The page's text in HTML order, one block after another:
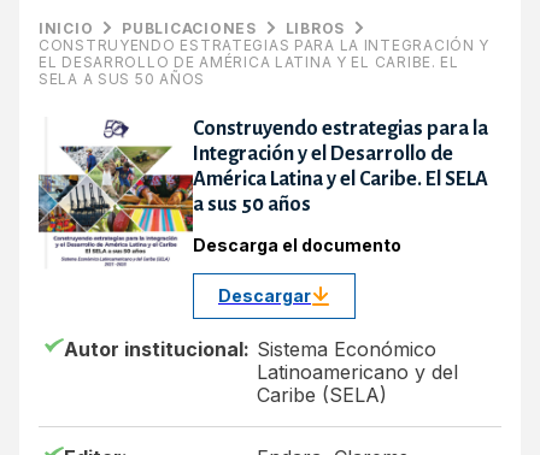
INICIO PUBLICACIONES
LIBROS
CONSTRUYENDO ESTRATEGIAS PARA LA INTEGRACIÓN Y
EL DESARROLLO DE AMÉRICA LATINA Y EL CARIBE. EL
SELA A SUS 50 AÑOS
Construyendo estrategias para la
Integración y el Desarrollo de
América Latina y el Caribe. El SELA
a sus 50 años
Descarga el documento
Descargar
Autor institucional: Sistema Económico
Latinoamericano y del
Caribe (SELA)